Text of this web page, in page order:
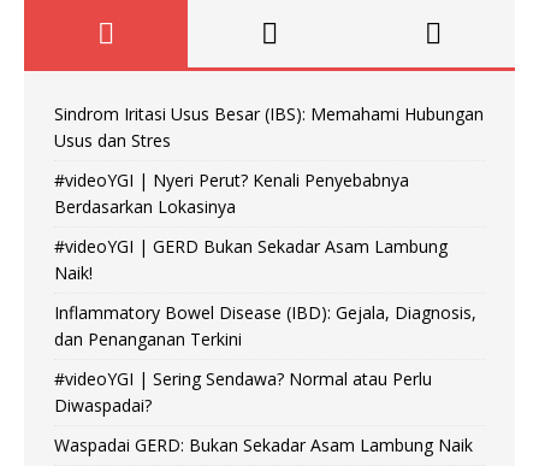
Sindrom Iritasi Usus Besar (IBS): Memahami Hubungan
Usus dan Stres
#videoYGI | Nyeri Perut? Kenali Penyebabnya
Berdasarkan Lokasinya
#videoYGI | GERD Bukan Sekadar Asam Lambung
Naik!
Inflammatory Bowel Disease (IBD): Gejala, Diagnosis,
dan Penanganan Terkini
#videoYGI | Sering Sendawa? Normal atau Perlu
Diwaspadai?
Waspadai GERD: Bukan Sekadar Asam Lambung Naik